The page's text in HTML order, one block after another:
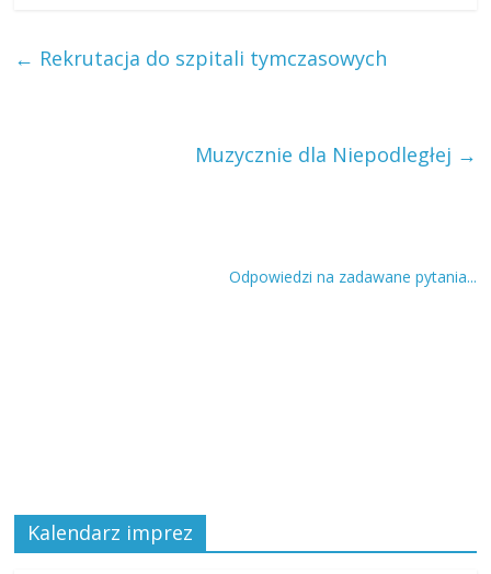
← Rekrutacja do szpitali tymczasowych
Muzycznie dla Niepodległej →
Odpowiedzi na zadawane pytania...
Kalendarz imprez